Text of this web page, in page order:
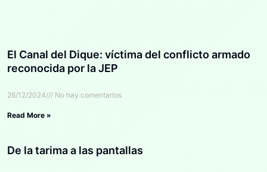
El Canal del Dique: víctima del conflicto armado
reconocida por la JEP
26/12/2024 No hay comentarios
Read More »
De la tarima a las pantallas